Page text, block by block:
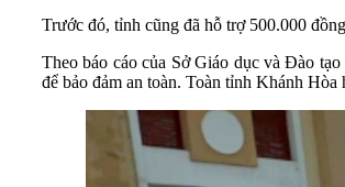
Trước đó, tỉnh cũng đã hỗ trợ 500.000
Theo báo cáo của Sở Giáo dục và Đào
để bảo đảm an toàn. Toàn tỉnh Khánh